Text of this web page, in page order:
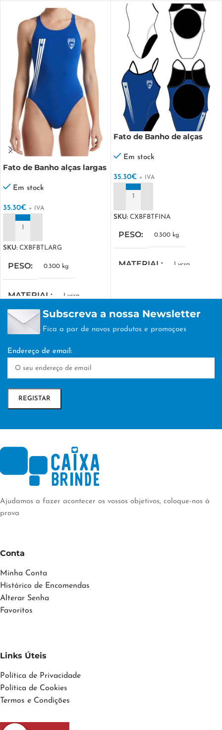
Fato de Banho alças largas
Em stock
35.30€ + IVA
SKU: CXBFBTLARG
PESO 0.300 kg
MATERIAL Lycra
MARCA
Fato de Banho de alças
Em stock
35.30€ + IVA
SKU: CXBFBTFINA
PESO 0.300 kg
MATERIAL Lycra
Subscreva a nossa Newsletter
Fica a par de novos produtos e promoçoes
Endereço de email:
Ajudamos a fazer acontecer os vossos objetivos, coloque-nos à
prova
Conta
Minha Conta
Histórico de Encomendas
Alterar Senha
Favoritos
Links Úteis
Política de Privacidade
Política de Cookies
Termos e Condições